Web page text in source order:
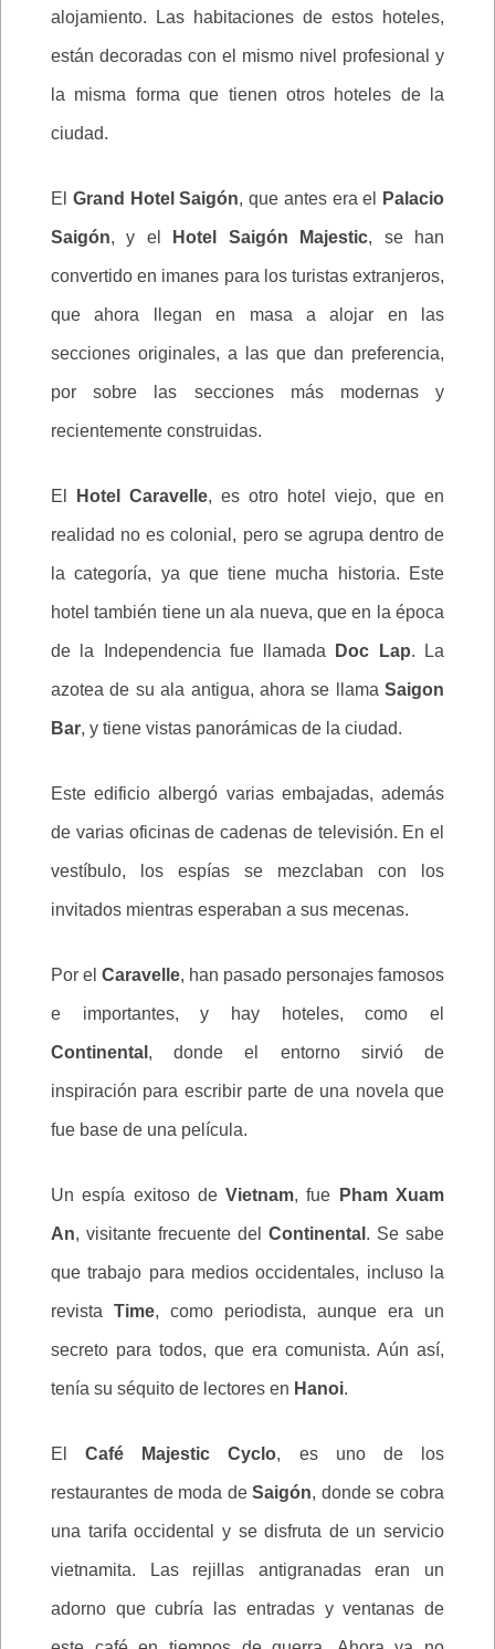
alojamiento. Las habitaciones de estos hoteles,
están decoradas con el mismo nivel profesional y
la misma forma que tienen otros hoteles de la
ciudad.
El Grand Hotel Saigón, que antes era el Palacio
Saigón, y el Hotel Saigón Majestic, se han
convertido en imanes para los turistas extranjeros,
que ahora llegan en masa a alojar en las
secciones originales, a las que dan preferencia,
por sobre las secciones más modernas y
recientemente construidas.
El Hotel Caravelle, es otro hotel viejo, que en
realidad no es colonial, pero se agrupa dentro de
la categoría, ya que tiene mucha historia. Este
hotel también tiene un ala nueva, que en la época
de la Independencia fue llamada Doc Lap. La
azotea de su ala antigua, ahora se llama Saigon
Bar, y tiene vistas panorámicas de la ciudad.
Este edificio albergó varias embajadas, además
de varias oficinas de cadenas de televisión. En el
vestíbulo, los espías se mezclaban con los
invitados mientras esperaban a sus mecenas.
Por el Caravelle, han pasado personajes famosos
e importantes, y hay hoteles, como el
Continental , donde el entorno sirvió de
inspiración para escribir parte de una novela que
fue base de una película.
Un espía exitoso deVietnam, fue Pham Xuam
An, visitante frecuente del Continental . Se sabe
que trabajo para medios occidentales, incluso la
revista Time, como periodista, aunque era un
secreto para todos, que era comunista. Aún así,
tenía su séquito de lectores en Hanoi.
ElCafé Majestic Cyclo, es uno de los
restaurantes de moda deSaigón, donde se cobra
una tarifa occidental y se disfruta de un servicio
vietnamita. Las rejillas antigranadas eran un
adorno que cubría las entradas y ventanas de